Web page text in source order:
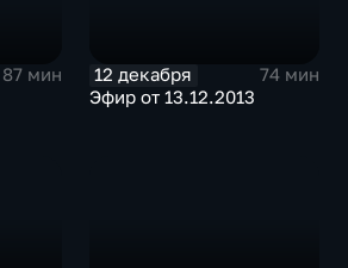
87 мин
12 декабря
74 мин
Эфир от 13.12.2013